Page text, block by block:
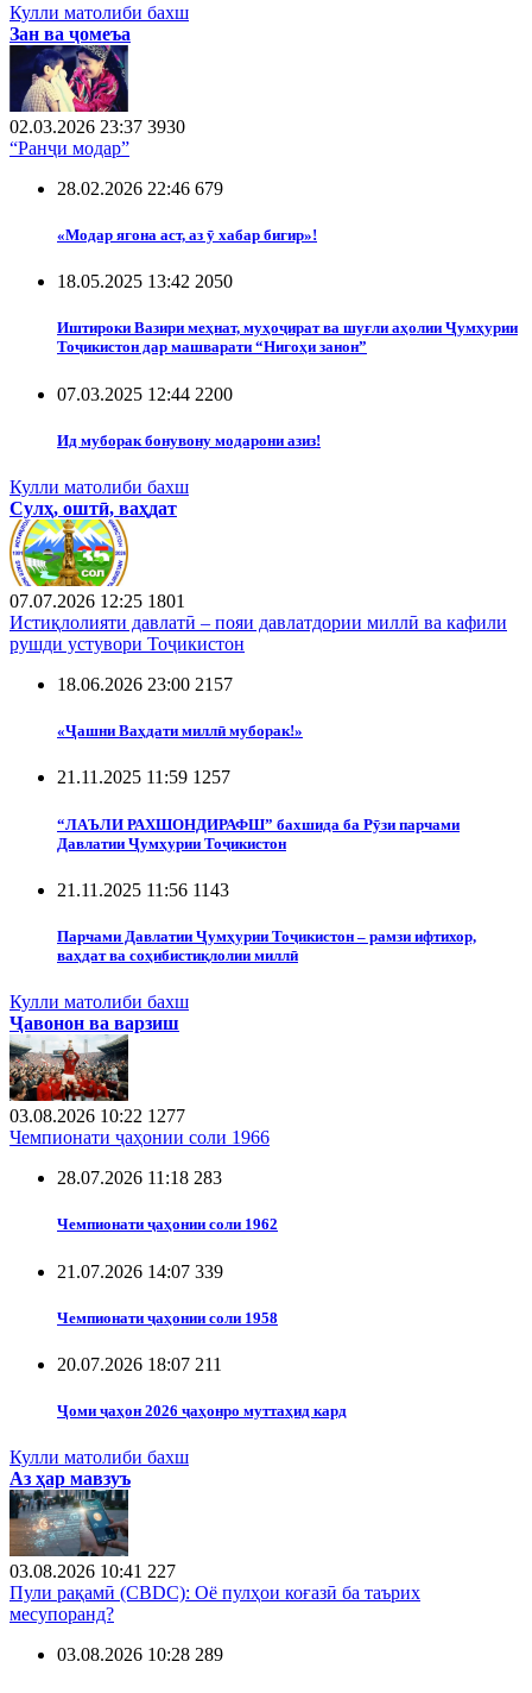
Кулли матолиби бахш
Зан ва ҷомеъа
02.03.2026 23:37 3930
“Ранҷи модар”
28.02.2026 22:46 679
«Модар ягона аст, аз ӯ хабар бигир»!
18.05.2025 13:42 2050
Иштироки Вазири меҳнат, муҳоҷират ва шуғли аҳолии Ҷумҳурии
Тоҷикистон дар машварати “Нигоҳи занон”
07.03.2025 12:44 2200
Ид муборак бонувону модарони азиз!
Кулли матолиби бахш
Сулҳ, оштӣ, ваҳдат
07.07.2026 12:25 1801
Истиқлолияти давлатӣ – пояи давлатдории миллӣ ва кафили
рушди устувори Тоҷикистон
18.06.2026 23:00 2157
«Ҷашни Ваҳдати миллӣ муборак!»
21.11.2025 11:59 1257
“ЛАЪЛИ РАХШОНДИРАФШ” бахшида ба Рӯзи парчами
Давлатии Ҷумҳурии Тоҷикистон
21.11.2025 11:56 1143
Парчами Давлатии Ҷумҳурии Тоҷикистон – рамзи ифтихор,
ваҳдат ва соҳибистиқлолии миллӣ
Кулли матолиби бахш
Ҷавонон ва варзиш
03.08.2026 10:22 1277
Чемпионати ҷаҳонии соли 1966
28.07.2026 11:18 283
Чемпионати ҷаҳонии соли 1962
21.07.2026 14:07 339
Чемпионати ҷаҳонии соли 1958
20.07.2026 18:07 211
Ҷоми ҷаҳон 2026 ҷаҳонро муттаҳид кард
Кулли матолиби бахш
Аз ҳар мавзуъ
03.08.2026 10:41 227
Пули рақамӣ (CBDC): Оё пулҳои коғазӣ ба таърих
месупоранд?
03.08.2026 10:28 289